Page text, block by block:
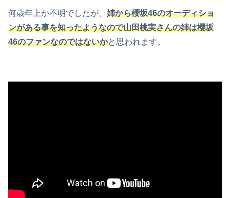
何歳年上か不明でしたが、 姉から櫻坂46のオーディショ
ンがある事を知ったようなので山田桃実さんの姉は櫻坂
46のファンなのではないかと思われます。